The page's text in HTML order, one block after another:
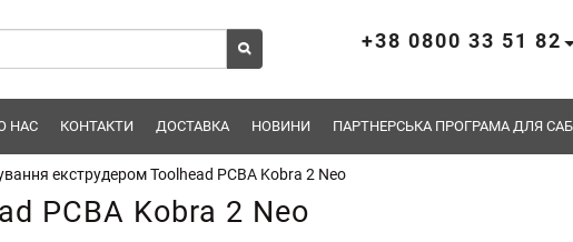
+38 0800 33 51 82
НАС КОНТАКТИ ДОСТАВКА НОВИНИ ПАРТНЕРСЬКА ПРОГРАМА ДЛЯ
екструдером Toolhead PCBA Kobra 2 Neo
PCBA Kobra 2 Neo